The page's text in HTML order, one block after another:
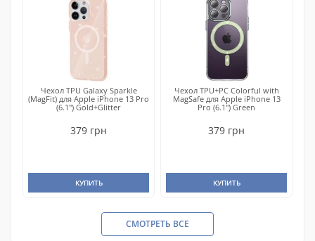
Чехол TPU Galaxy Sparkle
(MagFit) для Apple iPhone 13 Pro
(6.1") Gold+Glitter
379 грн
КУПИТЬ
Чехол TPU+PC Colorful with
MagSafe для Apple iPhone 13
Pro (6.1") Green
379 грн
КУПИТЬ
СМОТРЕТЬ ВСЕ